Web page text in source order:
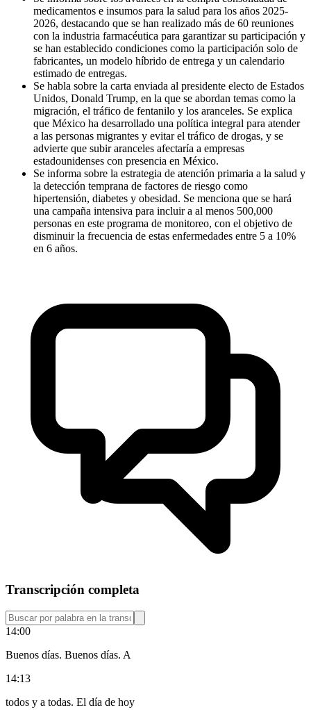
medicamentos e insumos para la salud para los años 2025-
2026, destacando que se han realizado más de 60 reuniones
con la industria farmacéutica para garantizar su participación y
se han establecido condiciones como la participación solo de
fabricantes, un modelo híbrido de entrega y un calendario
estimado de entregas.
Se habla sobre la carta enviada al presidente electo de Estados
Unidos, Donald Trump, en la que se abordan temas como la
migración, el tráfico de fentanilo y los aranceles. Se explica
que México ha desarrollado una política integral para atender
a las personas migrantes y evitar el tráfico de drogas, y se
advierte que subir aranceles afectaría a empresas
estadounidenses con presencia en México.
Se informa sobre la estrategia de atención primaria a la salud y
la detección temprana de factores de riesgo como
hipertensión, diabetes y obesidad. Se menciona que se hará
una campaña intensiva para incluir a al menos 500,000
personas en este programa de monitoreo, con el objetivo de
disminuir la frecuencia de estas enfermedades entre 5 a 10%
en 6 años.
Transcripción completa
14:00
Buenos días. Buenos días. A
14:13
todos y a todas. El día de hoy